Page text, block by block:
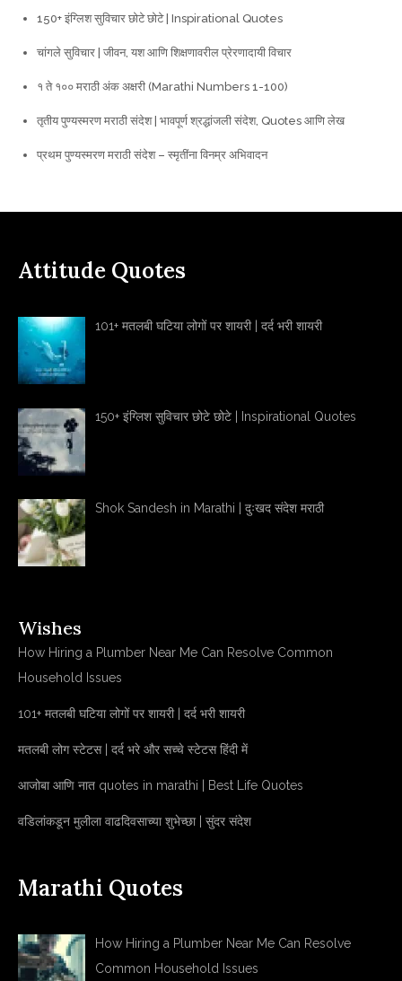
150+ इंग्लिश सुविचार छोटे छोटे | Inspirational Quotes
चांगले सुविचार | जीवन, यश आणि शिक्षणावरील प्रेरणादायी विचार
१ ते १०० मराठी अंक अक्षरी (Marathi Numbers 1-100)
तृतीय पुण्यस्मरण मराठी संदेश | भावपूर्ण श्रद्धांजली संदेश, Quotes आणि लेख
प्रथम पुण्यस्मरण मराठी संदेश – स्मृतींना विनम्र अभिवादन
Attitude Quotes
101+ मतलबी घटिया लोगों पर शायरी | दर्द भरी शायरी
150+ इंग्लिश सुविचार छोटे छोटे | Inspirational Quotes
Shok Sandesh in Marathi | दुःखद संदेश मराठी
Wishes
How Hiring a Plumber Near Me Can Resolve Common
Household Issues
101+ मतलबी घटिया लोगों पर शायरी | दर्द भरी शायरी
मतलबी लोग स्टेटस | दर्द भरे और सच्चे स्टेटस हिंदी में
आजोबा आणि नात quotes in marathi | Best Life Quotes
वडिलांकडून मुलीला वाढदिवसाच्या शुभेच्छा | सुंदर संदेश
Marathi Quotes
How Hiring a Plumber Near Me Can Resolve
Common Household Issues